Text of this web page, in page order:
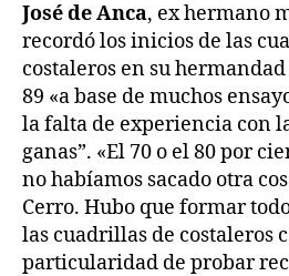
José de Anca, ex hermano
recordó los inicios de las
costaleros en su
89 «a base de muchos
la falta de experiencia con
ganas”. «El 70 o el 80 por
no habíamos sacado otra
Cerro. Hubo que formar
las cuadrillas de costaleros
particularidad de probar